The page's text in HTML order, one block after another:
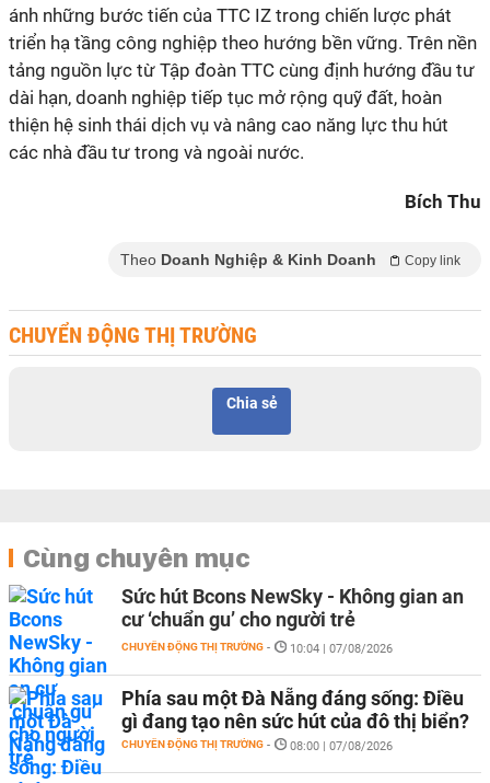
ánh những bước tiến của TTC IZ trong chiến lược phát
triển hạ tầng công nghiệp theo hướng bền vững. Trên nền
tảng nguồn lực từ Tập đoàn TTC cùng định hướng đầu tư
dài hạn, doanh nghiệp tiếp tục mở rộng quỹ đất, hoàn
thiện hệ sinh thái dịch vụ và nâng cao năng lực thu hút
các nhà đầu tư trong và ngoài nước.
Bích Thu
Theo Doanh Nghiệp & Kinh Doanh Copy link
CHUYỂN ĐỘNG THỊ TRƯỜNG
Chia sẻ
Cùng chuyên mục
Sức hút Bcons NewSky - Không gian an
cư ‘chuẩn gu’ cho người trẻ
CHUYỂN ĐỘNG THỊ TRƯỜNG - 10:04 | 07/08/2026
Phía sau một Đà Nẵng đáng sống: Điều
gì đang tạo nên sức hút của đô thị biển?
CHUYỂN ĐỘNG THỊ TRƯỜNG - 08:00 | 07/08/2026